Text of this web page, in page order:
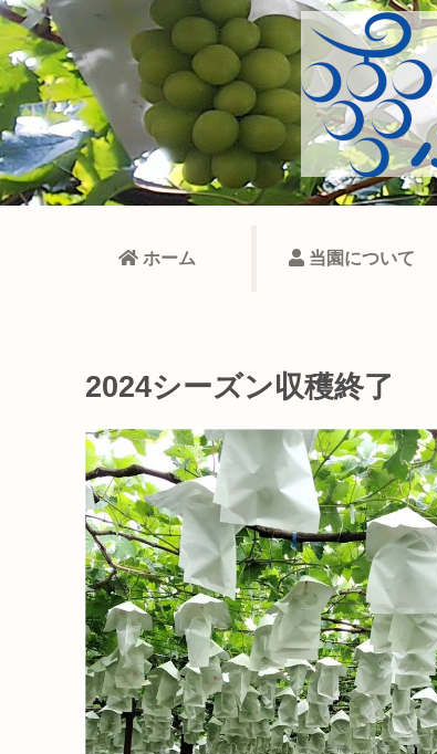
ホーム 当園について
2024シーズン収穫終了